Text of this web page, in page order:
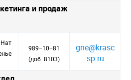
и продаж
Нат
989−10−81
(доб. 8103)
gne@krasc
sp.ru